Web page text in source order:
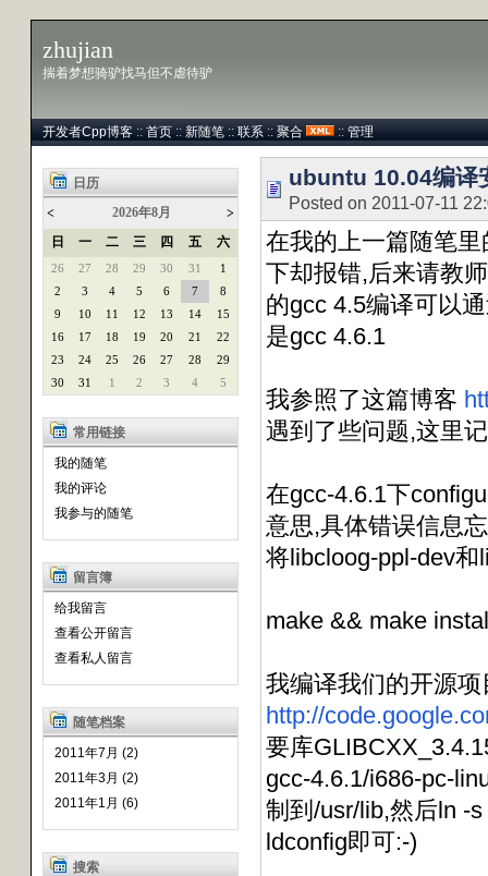
zhujian
揣着梦想骑驴找马但不虐待驴
开发者Cpp博客 :: 首页 :: 新随笔 :: 联系 :: 聚合 :: 管理
日历
<
2026年8月
>
日
一 二 三 四 五 六
26 27 28 29 30 31
1
2
3 4 5 6 7
8
9
10 11 12 13 14
15
16
17 18 19 20 21
22
23
24 25 26 27 28
29
30
31 1 2 3 4 5
常用链接
我的随笔
我的评论
我参与的随笔
留言簿
给我留言
查看公开留言
查看私人留言
随笔档案
2011年7月 (2)
2011年3月 (2)
2011年1月 (6)
搜索
ubuntu 10.04编译
Posted on 2011-07-11
在我的上一篇随笔
下却报错,后来请教
的gcc 4.5编译可以
是gcc 4.6.1
我参照了这篇博客
遇到了些问题,这里
在gcc-4.6.1下
意思,具体错误信息
将libcloog-ppl-dev
make && make
我编译我们的开源
http://
要库
gcc-4.6.1/i686-pc-
制到/usr/lib,然后ln -
ldconfig即可:-)